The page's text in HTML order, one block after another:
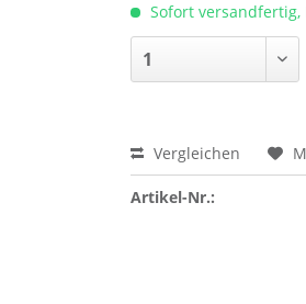
Sofort versandfertig,
Vergleichen
Artikel-Nr.: